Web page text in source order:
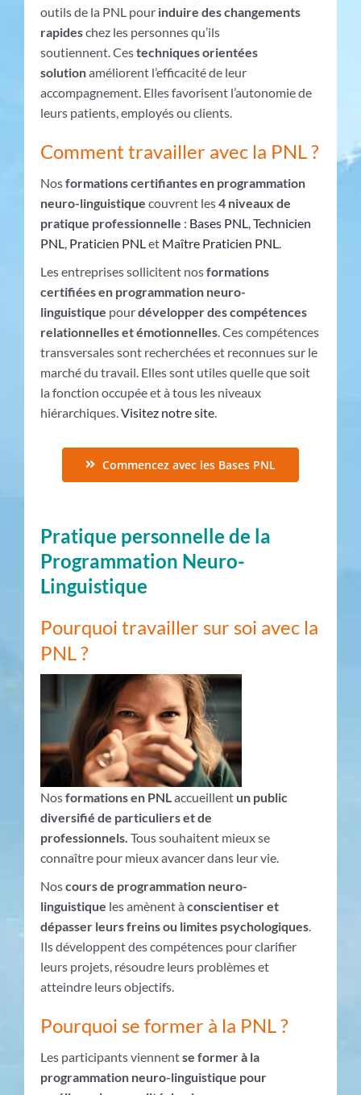
outils de la PNL pourinduire des changements
rapideschez les personnes qu’ils
soutiennent. Cestechniques orientées
solutionaméliorent l’efficacité de leur
accompagnement. Elles favorisent l’autonomie de
leurs patients, employés ou clients.
Comment travailler avec la PNL ?
Nosformations certifiantes en programmation
neuro-linguistique couvrent les4 niveaux de
pratique professionnelle : Bases PNL Technicien
PNL
Praticien PNL et Maître Praticien PNL
Les entreprises sollicitent nosformations
certifiées en programmation neuro-
linguistique pourdévelopper des compétences
relationnelles et émotionnelles. Ces compétences
transversales sont recherchées et reconnues sur le
marché du travail. Elles sont utiles quelle que soit
la fonction occupée et à tous les niveaux
hiérarchiques. Visitez notre site.
Commencez avec les Bases PNL
Pratique personnelle de la
Programmation Neuro-
Linguistique
Pourquoi travailler sur soi avec la
PNL ?
Nosformations en PNL accueillentun public
diversifié de particuliers et de
professionnels. Tous souhaitent mieux se
connaître pour mieux avancer dans leur vie.
Noscours de programmation neuro-
linguistique les amènent à conscientiser et
dépasser leurs freins ou limites psychologiques.
Ils développent des compétences pour clarifier
leurs projets, résoudre leurs problèmes et
atteindre leurs objectifs.
Pourquoi se former à la PNL ?
Les participants viennentse former à la
programmation neuro-linguistique pour